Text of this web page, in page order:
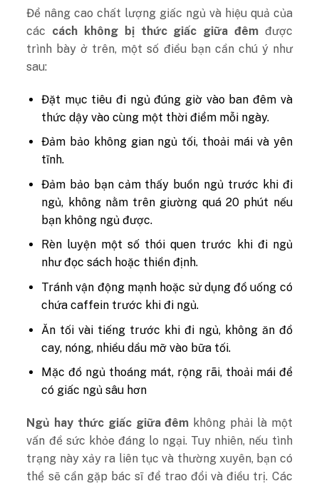
Để nâng cao chất lượng giấc ngủ và hiệu quả của
các cách không bị thức giấc giữa đêm được
trình bày ở trên, một số điều bạn cần chú ý như
sau:
Đặt mục tiêu đi ngủ đúng giờ vào ban đêm và
thức dậy vào cùng một thời điểm mỗi ngày.
Đảm bảo không gian ngủ tối, thoải mái và yên
tĩnh.
Đảm bảo bạn cảm thấy buồn ngủ trước khi đi
ngủ, không nằm trên giường quá 20 phút nếu
bạn không ngủ được.
Rèn luyện một số thói quen trước khi đi ngủ
như đọc sách hoặc thiền định.
Tránh vận động mạnh hoặc sử dụng đồ uống có
chứa caffein trước khi đi ngủ.
Ăn tối vài tiếng trước khi đi ngủ, không ăn đồ
cay, nóng, nhiều dầu mỡ vào bữa tối.
Mặc đồ ngủ thoáng mát, rộng rãi, thoải mái để
có giấc ngủ sâu hơn
Ngủ hay thức giấc giữa đêm không phải là một
vấn đề sức khỏe đáng lo ngại. Tuy nhiên, nếu tình
trạng này xảy ra liên tục và thường xuyên, bạn có
thể sẽ cần gặp bác sĩ để trao đổi và điều trị. Các